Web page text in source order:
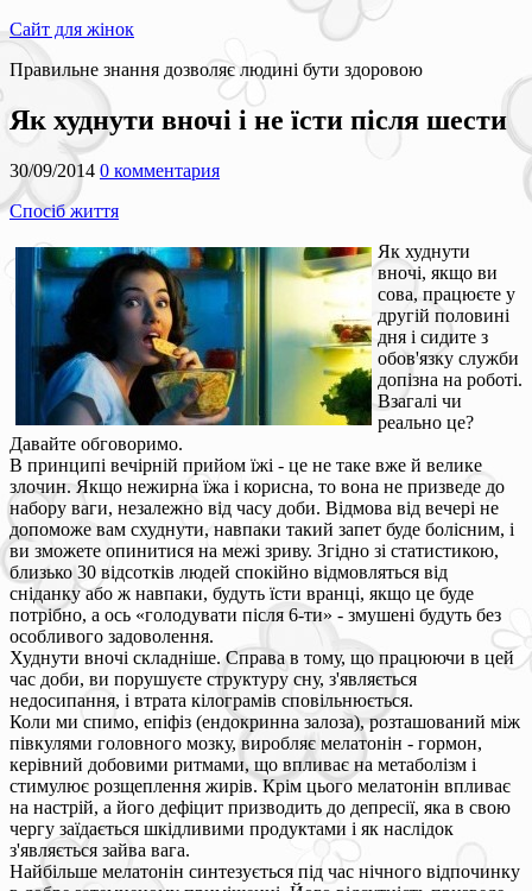
Сайт для жінок
Правильне знання дозволяє людині бути здоровою
Як худнути вночі і не їсти після шести
30/09/2014 0 комментария
Спосіб життя
Як худнути
вночі, якщо ви
сова, працюєте у
другій половині
дня і сидите з
обов'язку служби
допізна на роботі.
Взагалі чи
реально це?
Давайте обговоримо.
В принципі вечірній прийом їжі - це не таке вже й велике
злочин. Якщо нежирна їжа і корисна, то вона не призведе до
набору ваги, незалежно від часу доби. Відмова від вечері не
допоможе вам схуднути, навпаки такий запет буде болісним, і
ви зможете опинитися на межі зриву. Згідно зі статистикою,
близько 30 відсотків людей спокійно відмовляться від
сніданку або ж навпаки, будуть їсти вранці, якщо це буде
потрібно, а ось «голодувати після 6-ти» - змушені будуть без
особливого задоволення.
Худнути вночі складніше. Справа в тому, що працюючи в цей
час доби, ви порушуєте структуру сну, з'являється
недосипання, і втрата кілограмів сповільнюється.
Коли ми спимо, епіфіз (ендокринна залоза), розташований між
півкулями головного мозку, виробляє мелатонін - гормон,
керівний добовими ритмами, що впливає на метаболізм і
стимулює розщеплення жирів. Крім цього мелатонін впливає
на настрій, а його дефіцит призводить до депресії, яка в свою
чергу заїдається шкідливими продуктами і як наслідок
з'являється зайва вага.
Найбільше мелатонін синтезується під час нічного відпочинку